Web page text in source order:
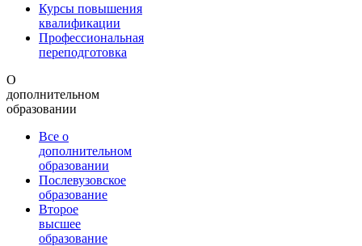
Курсы повышения
квалификации
Профессиональная
переподготовка
О
дополнительном
образовании
Все о
дополнительном
образовании
Послевузовское
образование
Второе
высшее
образование